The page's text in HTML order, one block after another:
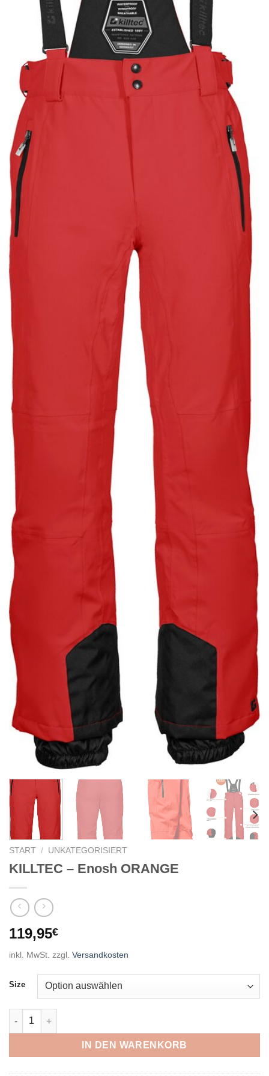
START / UNKATEGORISIERT
KILLTEC – Enosh ORANGE
119,95€
inkl. MwSt. zzgl. Versandkosten
Size
KILLTEC - Enosh ORANGE Menge
IN DEN WARENKORB